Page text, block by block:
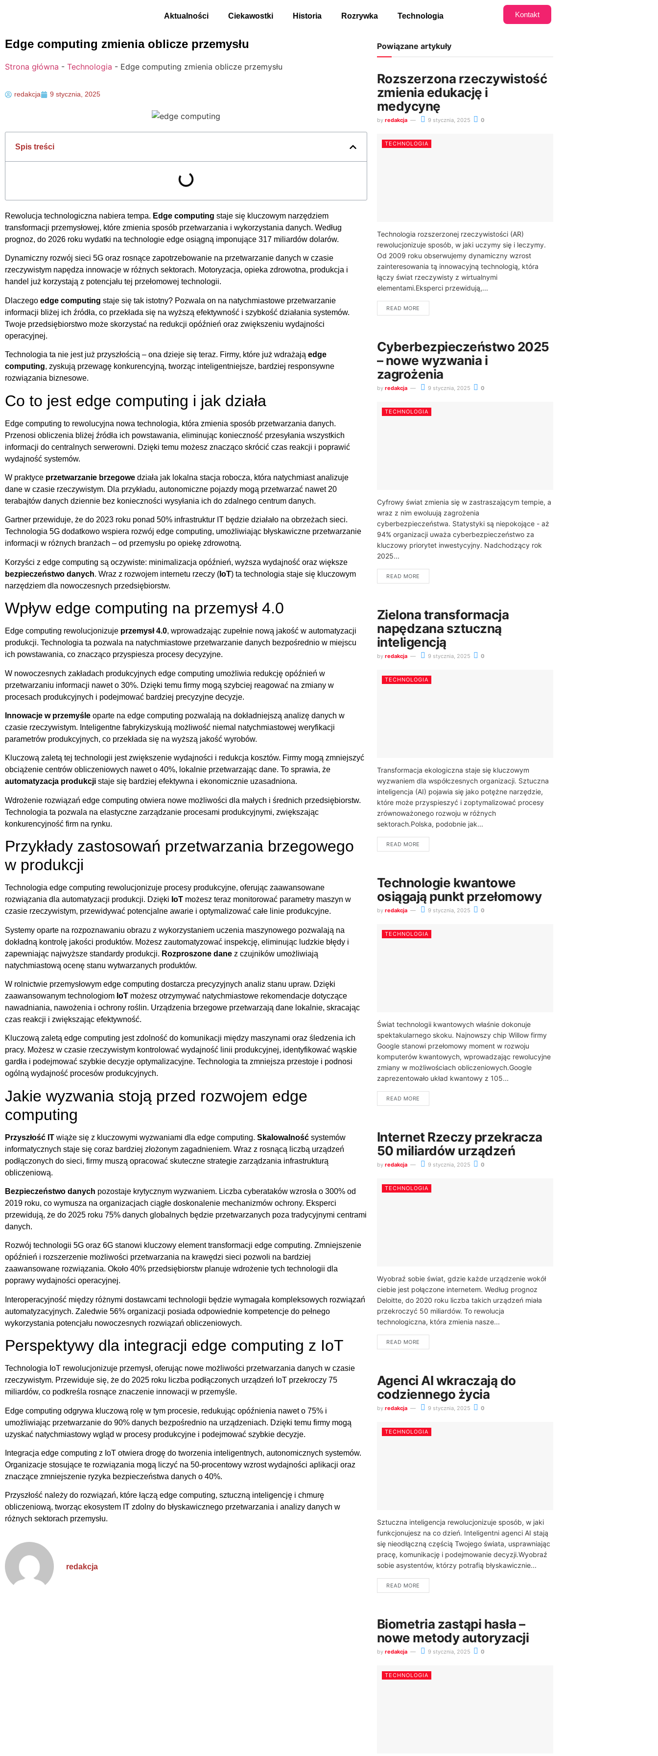
Aktualności Ciekawostki Historia Rozrywka Technologia Kontakt
Edge computing zmienia oblicze przemysłu
Strona główna - Technologia - Edge computing zmienia oblicze przemysłu
redakcja 9 stycznia, 2025
Spis treści
Rewolucja technologiczna nabiera tempa. Edge computing staje się kluczowym narzędziem
transformacji przemysłowej, które zmienia sposób przetwarzania i wykorzystania danych. Według
prognoz, do 2026 roku wydatki na technologie edge osiągną imponujące 317 miliardów dolarów.
Dynamiczny rozwój sieci 5G oraz rosnące zapotrzebowanie na przetwarzanie danych w czasie
rzeczywistym napędza innowacje w różnych sektorach. Motoryzacja, opieka zdrowotna, produkcja i
handel już korzystają z potencjału tej przełomowej technologii.
Dlaczego edge computing staje się tak istotny? Pozwala on na natychmiastowe przetwarzanie
informacji bliżej ich źródła, co przekłada się na wyższą efektywność i szybkość działania systemów.
Twoje przedsiębiorstwo może skorzystać na redukcji opóźnień oraz zwiększeniu wydajności
operacyjnej.
Technologia ta nie jest już przyszłością – ona dzieje się teraz. Firmy, które już wdrażają edge
computing, zyskują przewagę konkurencyjną, tworząc inteligentniejsze, bardziej responsywne
rozwiązania biznesowe.
Co to jest edge computing i jak działa
Edge computing to rewolucyjna nowa technologia, która zmienia sposób przetwarzania danych.
Przenosi obliczenia bliżej źródła ich powstawania, eliminując konieczność przesyłania wszystkich
informacji do centralnych serwerowni. Dzięki temu możesz znacząco skrócić czas reakcji i poprawić
wydajność systemów.
W praktyce przetwarzanie brzegowe działa jak lokalna stacja robocza, która natychmiast analizuje
dane w czasie rzeczywistym. Dla przykładu, autonomiczne pojazdy mogą przetwarzać nawet 20
terabajtów danych dziennie bez konieczności wysyłania ich do zdalnego centrum danych.
Gartner przewiduje, że do 2023 roku ponad 50% infrastruktur IT będzie działało na obrzeżach sieci.
Technologia 5G dodatkowo wspiera rozwój edge computing, umożliwiając błyskawiczne przetwarzanie
informacji w różnych branżach – od przemysłu po opiekę zdrowotną.
Korzyści z edge computing są oczywiste: minimalizacja opóźnień, wyższa wydajność oraz większe
bezpieczeństwo danych. Wraz z rozwojem internetu rzeczy ( IoT) ta technologia staje się kluczowym
narzędziem dla nowoczesnych przedsiębiorstw.
Wpływ edge computing na przemysł 4.0
Edge computing rewolucjonizuje przemysł 4.0, wprowadzając zupełnie nową jakość w automatyzacji
produkcji. Technologia ta pozwala na natychmiastowe przetwarzanie danych bezpośrednio w miejscu
ich powstawania, co znacząco przyspiesza procesy decyzyjne.
W nowoczesnych zakładach produkcyjnych edge computing umożliwia redukcję opóźnień w
przetwarzaniu informacji nawet o 30%. Dzięki temu firmy mogą szybciej reagować na zmiany w
procesach produkcyjnych i podejmować bardziej precyzyjne decyzje.
Innowacje w przemyśle oparte na edge computing pozwalają na dokładniejszą analizę danych w
czasie rzeczywistym. Inteligentne fabrykizyskują możliwość niemal natychmiastowej weryfikacji
parametrów produkcyjnych, co przekłada się na wyższą jakość wyrobów.
Kluczową zaletą tej technologii jest zwiększenie wydajności i redukcja kosztów. Firmy mogą zmniejszyć
obciążenie centrów obliczeniowych nawet o 40%, lokalnie przetwarzając dane. To sprawia, że
automatyzacja produkcji staje się bardziej efektywna i ekonomicznie uzasadniona.
Wdrożenie rozwiązań edge computing otwiera nowe możliwości dla małych i średnich przedsiębiorstw.
Technologia ta pozwala na elastyczne zarządzanie procesami produkcyjnymi, zwiększając
konkurencyjność firm na rynku.
Przykłady zastosowań przetwarzania brzegowego
w produkcji
Technologia edge computing rewolucjonizuje procesy produkcyjne, oferując zaawansowane
rozwiązania dla automatyzacji produkcji. Dzięki IoT możesz teraz monitorować parametry maszyn w
czasie rzeczywistym, przewidywać potencjalne awarie i optymalizować całe linie produkcyjne.
Systemy oparte na rozpoznawaniu obrazu z wykorzystaniem uczenia maszynowego pozwalają na
dokładną kontrolę jakości produktów. Możesz zautomatyzować inspekcję, eliminując ludzkie błędy i
zapewniając najwyższe standardy produkcji. Rozproszone dane z czujników umożliwiają
natychmiastową ocenę stanu wytwarzanych produktów.
W rolnictwie przemysłowym edge computing dostarcza precyzyjnych analiz stanu upraw. Dzięki
zaawansowanym technologiom IoT możesz otrzymywać natychmiastowe rekomendacje dotyczące
nawadniania, nawożenia i ochrony roślin. Urządzenia brzegowe przetwarzają dane lokalnie, skracając
czas reakcji i zwiększając efektywność.
Kluczową zaletą edge computing jest zdolność do komunikacji między maszynami oraz śledzenia ich
pracy. Możesz w czasie rzeczywistym kontrolować wydajność linii produkcyjnej, identyfikować wąskie
gardła i podejmować szybkie decyzje optymalizacyjne. Technologia ta zmniejsza przestoje i podnosi
ogólną wydajność procesów produkcyjnych.
Jakie wyzwania stoją przed rozwojem edge
computing
Przyszłość IT wiąże się z kluczowymi wyzwaniami dla edge computing. Skalowalność systemów
informatycznych staje się coraz bardziej złożonym zagadnieniem. Wraz z rosnącą liczbą urządzeń
podłączonych do sieci, firmy muszą opracować skuteczne strategie zarządzania infrastrukturą
obliczeniową.
Bezpieczeństwo danych pozostaje krytycznym wyzwaniem. Liczba cyberataków wzrosła o 300% od
2019 roku, co wymusza na organizacjach ciągłe doskonalenie mechanizmów ochrony. Eksperci
przewidują, że do 2025 roku 75% danych globalnych będzie przetwarzanych poza tradycyjnymi centrami
danych.
Rozwój technologii 5G oraz 6G stanowi kluczowy element transformacji edge computing. Zmniejszenie
opóźnień i rozszerzenie możliwości przetwarzania na krawędzi sieci pozwoli na bardziej
zaawansowane rozwiązania. Około 40% przedsiębiorstw planuje wdrożenie tych technologii dla
poprawy wydajności operacyjnej.
Interoperacyjność między różnymi dostawcami technologii będzie wymagała kompleksowych rozwiązań
automatyzacyjnych. Zaledwie 56% organizacji posiada odpowiednie kompetencje do pełnego
wykorzystania potencjału nowoczesnych rozwiązań obliczeniowych.
Perspektywy dla integracji edge computing z IoT
Technologia IoT rewolucjonizuje przemysł, oferując nowe możliwości przetwarzania danych w czasie
rzeczywistym. Przewiduje się, że do 2025 roku liczba podłączonych urządzeń IoT przekroczy 75
miliardów, co podkreśla rosnące znaczenie innowacji w przemyśle.
Edge computing odgrywa kluczową rolę w tym procesie, redukując opóźnienia nawet o 75% i
umożliwiając przetwarzanie do 90% danych bezpośrednio na urządzeniach. Dzięki temu firmy mogą
uzyskać natychmiastowy wgląd w procesy produkcyjne i podejmować szybkie decyzje.
Integracja edge computing z IoT otwiera drogę do tworzenia inteligentnych, autonomicznych systemów.
Organizacje stosujące te rozwiązania mogą liczyć na 50-procentowy wzrost wydajności aplikacji oraz
znaczące zmniejszenie ryzyka bezpieczeństwa danych o 40%.
Przyszłość należy do rozwiązań, które łączą edge computing, sztuczną inteligencję i chmurę
obliczeniową, tworząc ekosystem IT zdolny do błyskawicznego przetwarzania i analizy danych w
różnych sektorach przemysłu.
redakcja
Powiązane artykuły
Rozszerzona rzeczywistość
zmienia edukację i
medycynę
by redakcja 9 stycznia, 2025 0
TECHNOLOGIA
Technologia rozszerzonej rzeczywistości (AR)
rewolucjonizuje sposób, w jaki uczymy się i leczymy.
Od 2009 roku obserwujemy dynamiczny wzrost
zainteresowania tą innowacyjną technologią, która
łączy świat rzeczywisty z wirtualnymi
elementami.Eksperci przewidują,...
READ MORE
Cyberbezpieczeństwo 2025
– nowe wyzwania i
zagrożenia
by redakcja 9 stycznia, 2025 0
TECHNOLOGIA
Cyfrowy świat zmienia się w zastraszającym tempie, a
wraz z nim ewoluują zagrożenia
cyberbezpieczeństwa. Statystyki są niepokojące - aż
94% organizacji uważa cyberbezpieczeństwo za
kluczowy priorytet inwestycyjny. Nadchodzący rok
2025...
READ MORE
Zielona transformacja
napędzana sztuczną
inteligencją
by redakcja 9 stycznia, 2025 0
TECHNOLOGIA
Transformacja ekologiczna staje się kluczowym
wyzwaniem dla współczesnych organizacji. Sztuczna
inteligencja (AI) pojawia się jako potężne narzędzie,
które może przyspieszyć i zoptymalizować procesy
zrównoważonego rozwoju w różnych
sektorach.Polska, podobnie jak...
READ MORE
Technologie kwantowe
osiągają punkt przełomowy
by redakcja 9 stycznia, 2025 0
TECHNOLOGIA
Świat technologii kwantowych właśnie dokonuje
spektakularnego skoku. Najnowszy chip Willow firmy
Google stanowi przełomowy moment w rozwoju
komputerów kwantowych, wprowadzając rewolucyjne
zmiany w możliwościach obliczeniowych.Google
zaprezentowało układ kwantowy z 105...
READ MORE
Internet Rzeczy przekracza
50 miliardów urządzeń
by redakcja 9 stycznia, 2025 0
TECHNOLOGIA
Wyobraź sobie świat, gdzie każde urządzenie wokół
ciebie jest połączone internetem. Według prognoz
Deloitte, do 2020 roku liczba takich urządzeń miała
przekroczyć 50 miliardów. To rewolucja
technologiczna, która zmienia nasze...
READ MORE
Agenci AI wkraczają do
codziennego życia
by redakcja 9 stycznia, 2025 0
TECHNOLOGIA
Sztuczna inteligencja rewolucjonizuje sposób, w jaki
funkcjonujesz na co dzień. Inteligentni agenci AI stają
się nieodłączną częścią Twojego świata, usprawniając
pracę, komunikację i podejmowanie decyzji.Wyobraź
sobie asystentów, którzy potrafią błyskawicznie...
READ MORE
Biometria zastąpi hasła –
nowe metody autoryzacji
by redakcja 9 stycznia, 2025 0
TECHNOLOGIA